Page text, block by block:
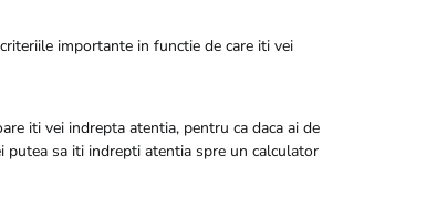
importante in functie de care iti vei
iti vei indrepta atentia, pentru ca daca ai de
sa iti indrepti atentia spre un calculator